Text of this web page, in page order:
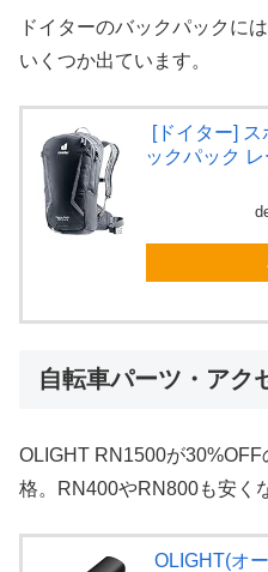
ドイターのバックパックに
いくつか出ています。
[ドイター]
ックパック
自転車パーツ・アク
OLIGHT RN1500が
格。RN400やRN800も安く
OLIGHT(オ